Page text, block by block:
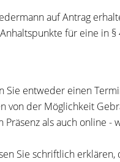
auf Antrag
für eine in
Sie entweder einen
von der Möglichkeit
Präsenz als auch online
Sie schriftlich